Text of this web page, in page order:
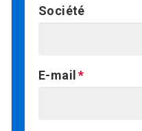
Société
E-mail